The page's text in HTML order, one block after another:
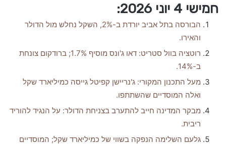
חמישי 4 יוני 2026:
הבורסה בתל אביב יורדת ב-2%, השקל נחלש מול הדולר
והאירו.
רוטציה בוול סטריט: דאו ג'ונס מוסיף 1.7%; ברודקום צונחת
ב-14%.
מעל התכנון המקורי: ג'נריישן קפיטל גייסה כמיליארד שקל
ואלה המוסדיים שהשתתפו.
מבקר המדינה חייב להתערב בצניחת הדולר: על הנגיד להוריד
ריבית.
גלעם השלימה הנפקה בשווי של כמיליארד שקל; המוסדיים